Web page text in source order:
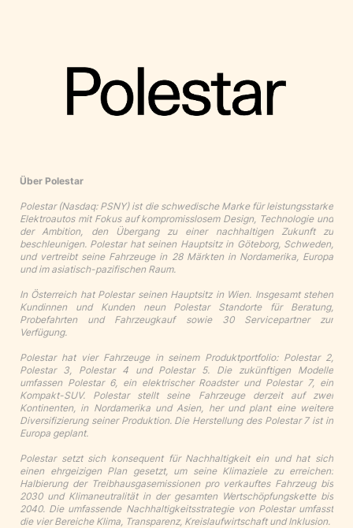
Über Polestar
Polestar (Nasdaq: PSNY) ist die schwedische Marke für leistungsstarke
Elektroautos mit Fokus auf kompromisslosem Design, Technologie und
der Ambition, den Übergang zu einer nachhaltigen Zukunft zu
beschleunigen. Polestar hat seinen Hauptsitz in Göteborg, Schweden,
und vertreibt seine Fahrzeuge in 28 Märkten in Nordamerika, Europa
und im asiatisch-pazifischen Raum.
In Österreich hat Polestar seinen Hauptsitz in Wien. Insgesamt stehen
Kundinnen und Kunden neun Polestar Standorte für Beratung,
Probefahrten und Fahrzeugkauf sowie 30 Servicepartner zur
Verfügung.
Polestar hat vier Fahrzeuge in seinem Produktportfolio: Polestar 2,
Polestar 3, Polestar 4 und Polestar 5. Die zukünftigen Modelle
umfassen Polestar 6, ein elektrischer Roadster und Polestar 7, ein
Kompakt-SUV. Polestar stellt seine Fahrzeuge derzeit auf zwei
Kontinenten, in Nordamerika und Asien, her und plant eine weitere
Diversifizierung seiner Produktion. Die Herstellung des Polestar 7 ist in
Europa geplant.
Polestar setzt sich konsequent für Nachhaltigkeit ein und hat sich
einen ehrgeizigen Plan gesetzt, um seine Klimaziele zu erreichen:
Halbierung der Treibhausgasemissionen pro verkauftes Fahrzeug bis
2030 und Klimaneutralität in der gesamten Wertschöpfungskette bis
2040. Die umfassende Nachhaltigkeitsstrategie von Polestar umfasst
die vier Bereiche Klima, Transparenz, Kreislaufwirtschaft und Inklusion.